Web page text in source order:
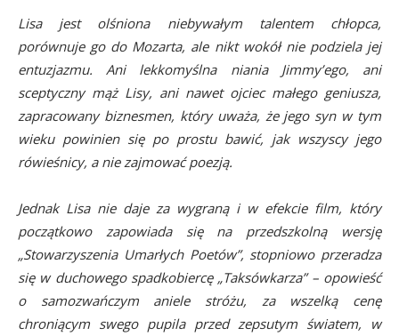
Lisa jest olśniona niebywałym talentem chłopca,
porównuje go do Mozarta, ale nikt wokół nie podziela jej
entuzjazmu. Ani lekkomyślna niania Jimmy’ego, ani
sceptyczny mąż Lisy, ani nawet ojciec małego geniusza,
zapracowany biznesmen, który uważa, że jego syn w tym
wieku powinien się po prostu bawić, jak wszyscy jego
rówieśnicy, a nie zajmować poezją.
Jednak Lisa nie daje za wygraną i w efekcie film, który
początkowo zapowiada się na przedszkolną wersję
„Stowarzyszenia Umarłych Poetów”, stopniowo przeradza
się w duchowego spadkobiercę „Taksówkarza” – opowieść
o samozwańczym aniele stróżu, za wszelką cenę
chroniącym swego pupila przed zepsutym światem, w